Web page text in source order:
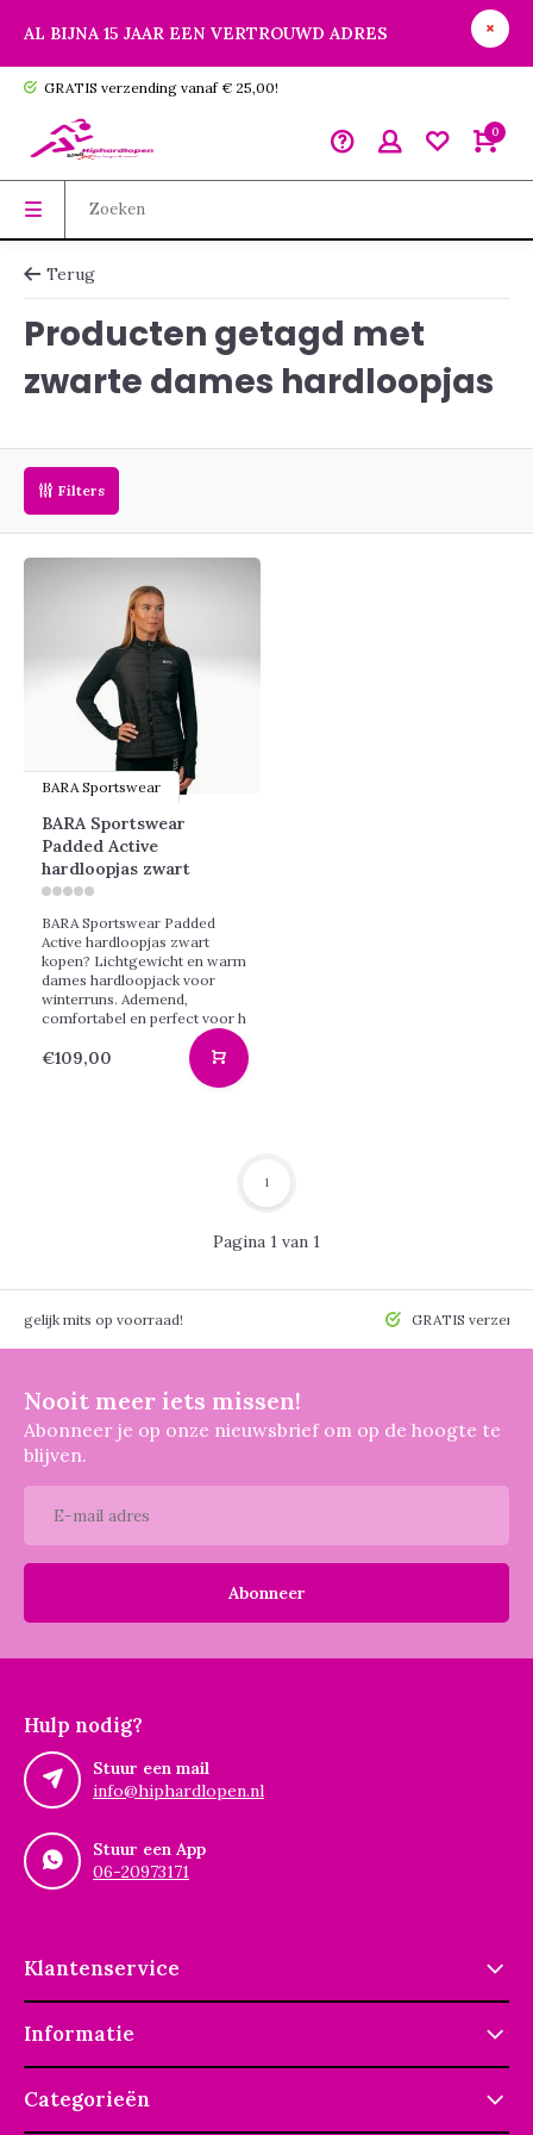
AL BIJNA 15 JAAR EEN VERTROUWD ADRES
GRATIS verzending vanaf € 25,00!
0
Terug
Producten getagd met
zwarte dames hardloopjas
Filters
BARA Sportswear
BARA Sportswear
Padded Active
hardloopjas zwart
BARA Sportswear Padded
Active hardloopjas zwart
kopen? Lichtgewicht en warm
dames hardloopjack voor
winterruns. Ademend,
comfortabel en perfect voor h
€109,00
Pagina 1 van 1
1
mits op voorraad! GRATIS
Nooit meer iets missen!
Abonneer je op onze nieuwsbrief om op de hoogte te
blijven.
Abonneer
Hulp nodig?
Stuur een mail
info@hiphardlopen.nl
Stuur een App
06-20973171
Klantenservice
Informatie
Categorieën